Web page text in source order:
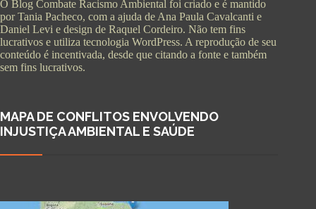
O Blog Combate Racismo Ambiental foi criado e é mantido
por Tania Pacheco, com a ajuda de Ana Paula Cavalcanti e
Daniel Levi e design de Raquel Cordeiro. Não tem fins
lucrativos e utiliza tecnologia WordPress. A reprodução de seu
conteúdo é incentivada, desde que citando a fonte e também
sem fins lucrativos.
MAPA DE CONFLITOS ENVOLVENDO
INJUSTIÇA AMBIENTAL E SAÚDE